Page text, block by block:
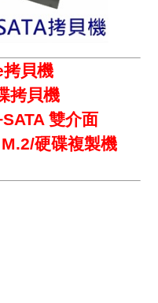
貝機
拷貝機
雙介面
硬碟複製機